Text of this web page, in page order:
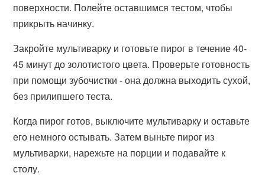
поверхности. Полейте оставшимся тестом, чтобы
прикрыть начинку.
Закройте мультиварку и готовьте пирог в течение 40-
45 минут до золотистого цвета. Проверьте готовность
при помощи зубочистки - она должна выходить сухой,
без прилипшего теста.
Когда пирог готов, выключите мультиварку и оставьте
его немного остывать. Затем выньте пирог из
мультиварки, нарежьте на порции и подавайте к
столу.